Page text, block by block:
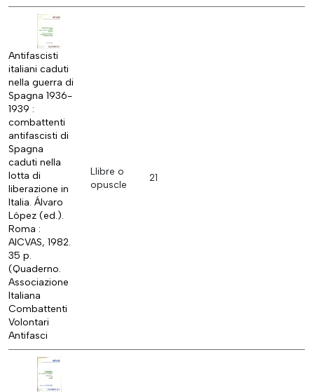
Antifascisti
italiani caduti
nella guerra di
Spagna 1936-
1939 :
combattenti
antifascisti di
Spagna
caduti nella
lotta di
liberazione in
Italia. Álvaro
López (ed.).
Roma :
AICVAS, 1982.
35 p.
(Quaderno.
Associazione
Italiana
Combattenti
Volontari
Antifasci
Llibre o
opuscle
21